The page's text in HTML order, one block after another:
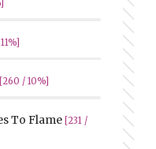
[260 / 10%]
To Flame [231 /